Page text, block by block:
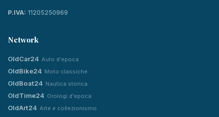
P.IVA: 11205250969
Network
OldCar24 Auto d'epoca
OldBike24 Moto classiche
OldBoat24 Nautica storica
OldTime24 Orologi d'epoca
OldArt24 Arte e collezionismo